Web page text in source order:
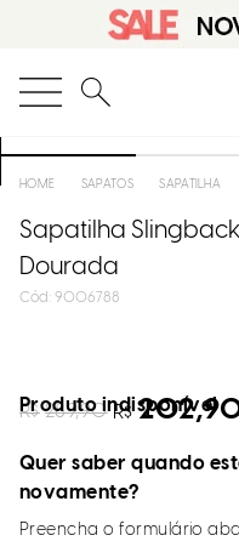
O que você está
SAPATOS SAPATILHA
Sapatilha
Dourada
: 9006788
R$ 289,90 R$
Produto indisponível
Quer saber quando
novamente?
Preencha o formulário